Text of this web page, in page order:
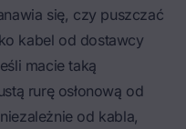
się, czy puszczać
kabel od dostawcy
macie taką
rurę osłonową od
od kabla,